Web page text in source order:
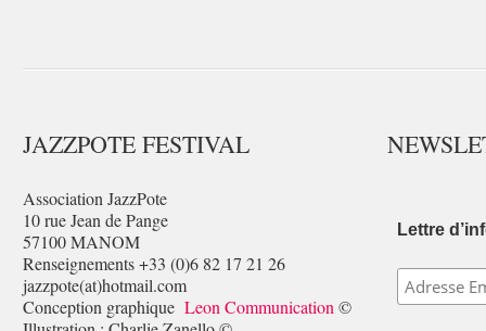
JAZZPOTE FESTIVAL
Association JazzPote
10 rue Jean de Pange
57100 MANOM
Renseignements +33 (0)6 82 17 21 26
jazzpote(at)hotmail.com
Conception graphique Leon Communication ©
Lettre